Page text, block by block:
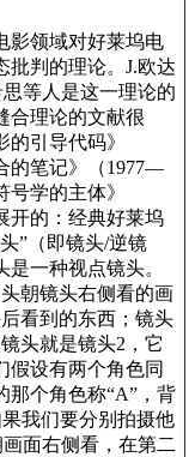
影领域对好莱坞电
批判的理论。J.欧达
等人是这一理论的
合理论的文献很
引导代码》
的笔记》（1977—
学的主体》
开的：经典好莱坞
”（即镜头/逆镜
一种视点镜头。
朝镜头右侧看的画
看到的东西；镜头
头就是镜头2，它
假设有两个角色同
那个角色称“A”，背
我们要分别拍摄他
面右侧看，在第二